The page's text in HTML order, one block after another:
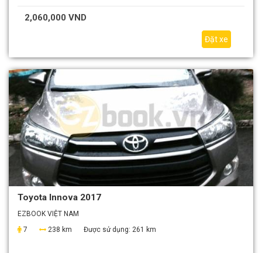
2,060,000 VND
Đặt xe
Toyota Innova 2017
EZBOOK VIỆT NAM
7
238 km Được sử dụng: 261 km